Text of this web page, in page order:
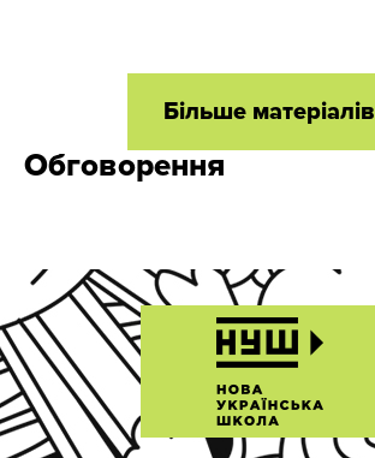
Більше матеріалів
Обговорення